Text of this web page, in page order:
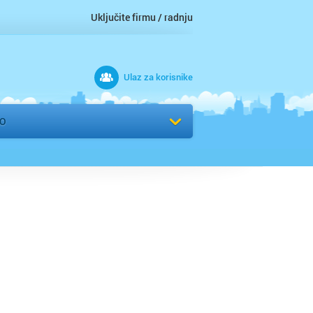
Uključite firmu / radnju
Ulaz za korisnike